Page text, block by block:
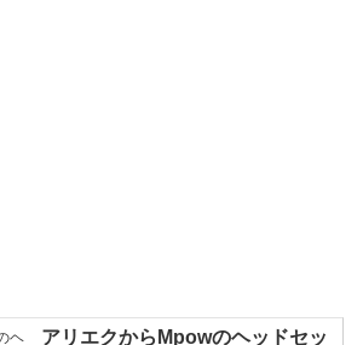
アリエクからMpowのヘッドセッ